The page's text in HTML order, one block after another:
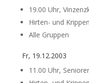
19.00 Uhr,
Hirten- und
Alle Gruppen
Fr, 19.12.2003
11.00 Uhr,